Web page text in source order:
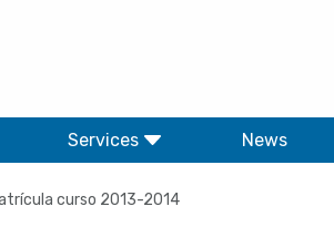
Services News
curso 2013-2014